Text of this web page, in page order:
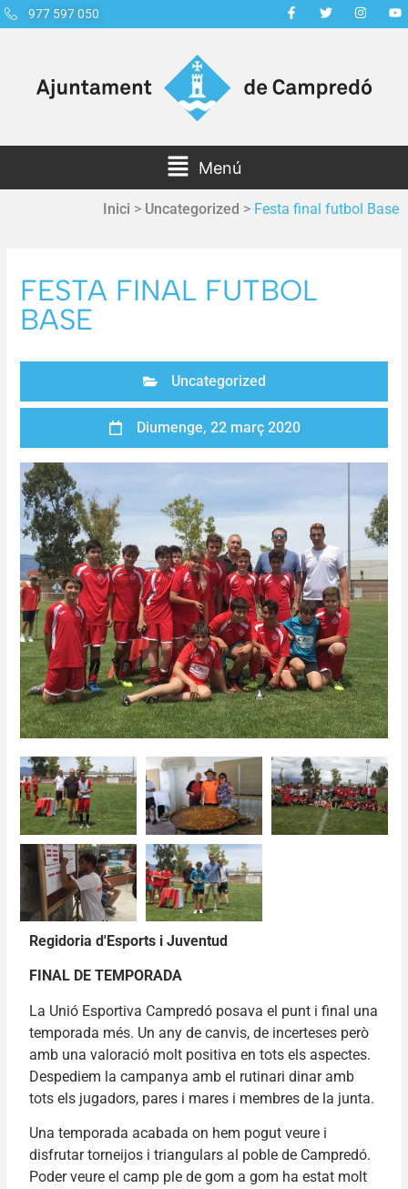
977 597 050
Menú
Inici > Uncategorized > Festa final futbol Base
FESTA FINAL FUTBOL
BASE
Uncategorized
Diumenge, 22 març 2020
Regidoria d'Esports i Juventud
FINAL DE TEMPORADA
La Unió Esportiva Campredó posava el punt i final una
temporada més. Un any de canvis, de incerteses però
amb una valoració molt positiva en tots els aspectes.
Despediem la campanya amb el rutinari dinar amb
tots els jugadors, pares i mares i membres de la junta.
Una temporada acabada on hem pogut veure i
disfrutar torneijos i triangulars al poble de Campredó.
Poder veure el camp ple de gom a gom ha estat molt